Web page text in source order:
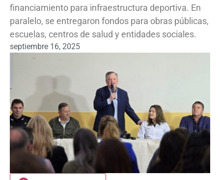
financiamiento para infraestructura deportiva. En
paralelo, se entregaron fondos para obras públicas,
escuelas, centros de salud y entidades sociales.
septiembre 16, 2025